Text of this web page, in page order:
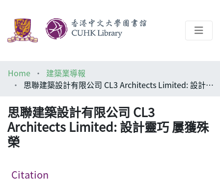
Help
Home
建築業導報
思聯建築設計有限公司 CL3 Architects Limited: 設計靈巧 屢獲殊榮
思聯建築設計有限公司 CL3
Architects Limited: 設計靈巧 屢獲殊
榮
Citation